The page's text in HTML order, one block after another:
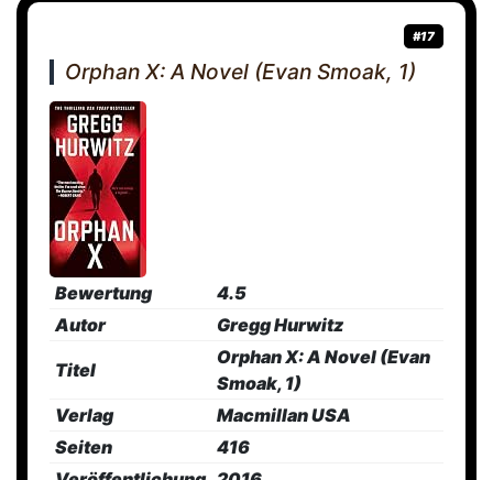
#17
Orphan X: A Novel (Evan Smoak, 1)
Bewertung
4.5
Autor
Gregg Hurwitz
Titel
Orphan X: A Novel (Evan
Smoak, 1)
Verlag
Macmillan USA
Seiten
416